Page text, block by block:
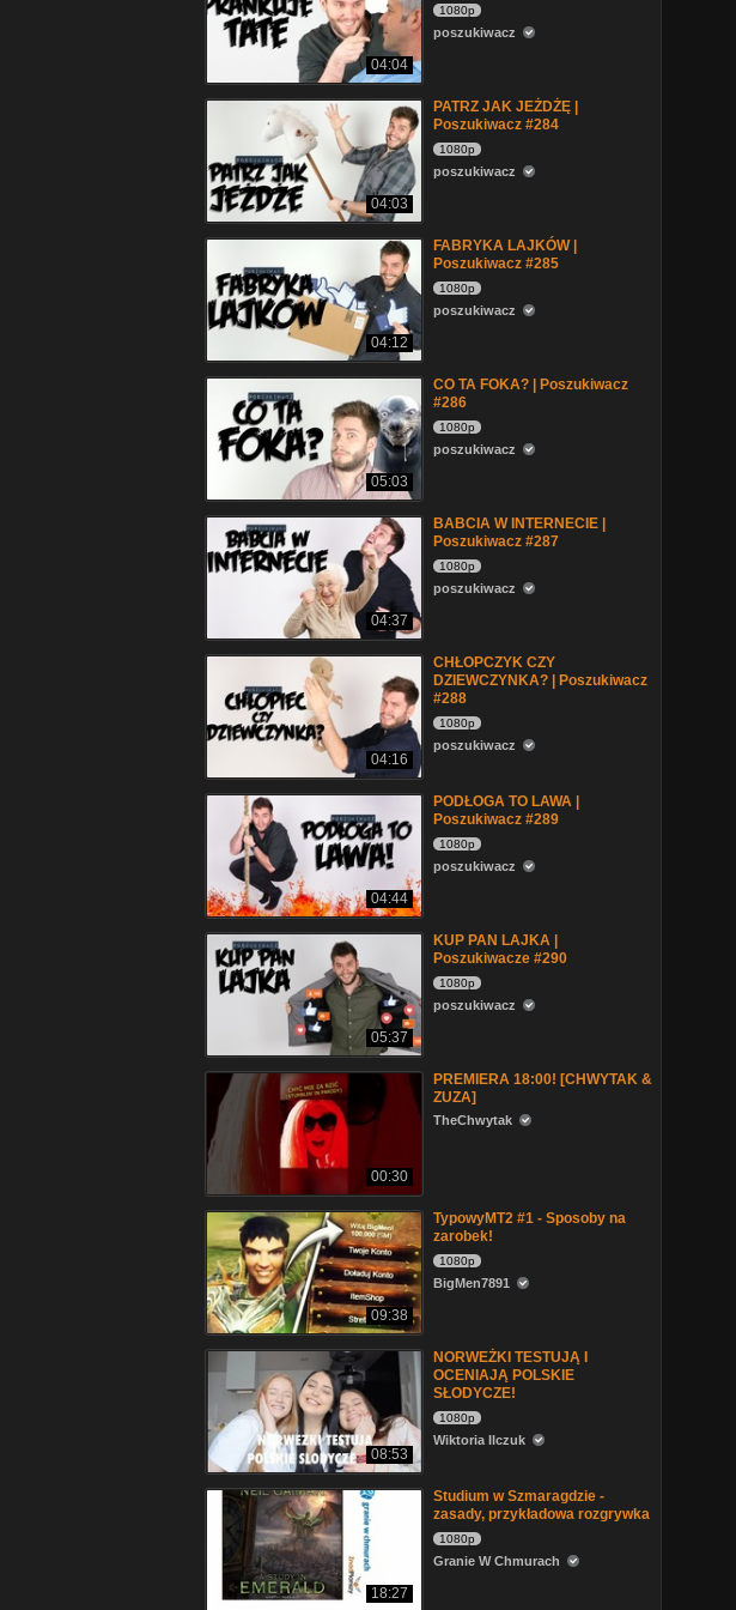
04:04
1080p
poszukiwacz
04:03
PATRZ JAK JEŻDŻĘ |
Poszukiwacz #284
1080p
poszukiwacz
04:12
FABRYKA LAJKÓW |
Poszukiwacz #285
1080p
poszukiwacz
05:03
CO TA FOKA? | Poszukiwacz
#286
1080p
poszukiwacz
04:37
BABCIA W INTERNECIE |
Poszukiwacz #287
1080p
poszukiwacz
04:16
CHŁOPCZYK CZY
DZIEWCZYNKA? | Poszukiwacz
#288
1080p
poszukiwacz
04:44
PODŁOGA TO LAWA |
Poszukiwacz #289
1080p
poszukiwacz
05:37
KUP PAN LAJKA |
Poszukiwacze #290
1080p
poszukiwacz
00:30
PREMIERA 18:00! [CHWYTAK &
ZUZA]
TheChwytak
09:38
TypowyMT2 #1 - Sposoby na
zarobek!
1080p
BigMen7891
08:53
NORWEŻKI TESTUJĄ I
OCENIAJĄ POLSKIE
SŁODYCZE!
1080p
Wiktoria Ilczuk
18:27
Studium w Szmaragdzie -
zasady, przykładowa rozgrywka
1080p
Granie W Chmurach